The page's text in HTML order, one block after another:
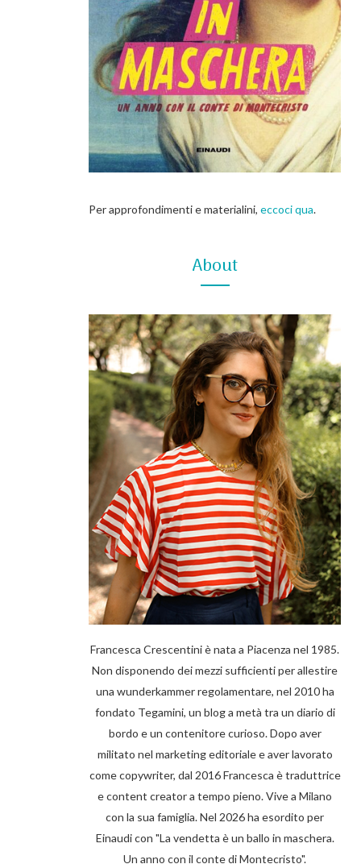
Per approfondimenti e materialini, eccoci qua.
About
Francesca Crescentini è nata a Piacenza nel 1985.
Non disponendo dei mezzi sufficienti per allestire
una wunderkammer regolamentare, nel 2010 ha
fondato Tegamini, un blog a metà tra un diario di
bordo e un contenitore curioso. Dopo aver
militato nel marketing editoriale e aver lavorato
come copywriter, dal 2016 Francesca è traduttrice
e content creator a tempo pieno. Vive a Milano
con la sua famiglia. Nel 2026 ha esordito per
Einaudi con "La vendetta è un ballo in maschera.
Un anno con il conte di Montecristo".